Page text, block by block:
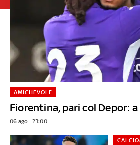
Fiorentina, pari col Depor:
AMICHEVOLE
06 ago - 23:00